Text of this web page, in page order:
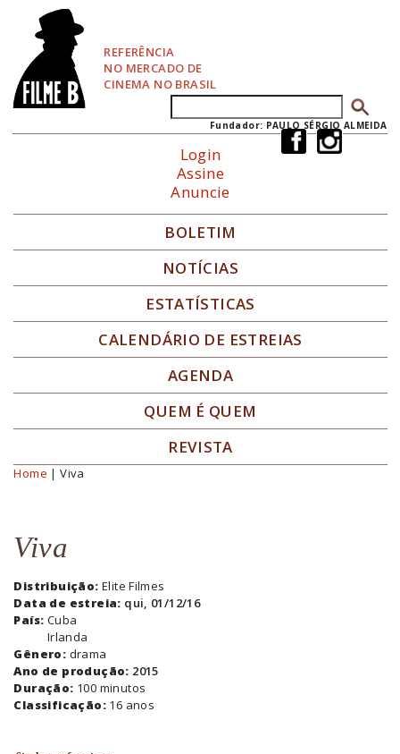
REFERÊNCIA
NO MERCADO DE
CINEMA NO BRASIL
Formulário de busca
Fundador: PAULO SÉRGIO ALMEIDA
Login
Assine
Anuncie
BOLETIM
NOTÍCIAS
ESTATÍSTICAS
CALENDÁRIO DE ESTREIAS
AGENDA
QUEM É QUEM
REVISTA
Você está aqui
Home | Viva
Viva
Distribuição: Elite Filmes
Data de estreia: qui, 01/12/16
País: Cuba
Irlanda
Gênero: drama
Ano de produção: 2015
Duração: 100 minutos
Classificação: 16 anos